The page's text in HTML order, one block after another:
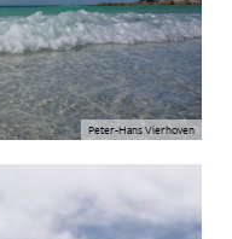
Peter-Hans Vierhoven